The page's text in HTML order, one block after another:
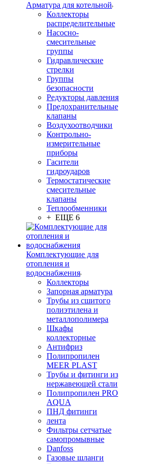
Арматура для котельной
Коллекторы
распределительные
Насосно-
смесительные
группы
Гидравлические
стрелки
Группы
безопасности
Редукторы давления
Предохранительные
клапаны
Воздухоотводчики
Контрольно-
измерительные
приборы
Гасители
гидроударов
Термостатические
смесительные
клапаны
Теплообменники
+ ЕЩЕ 6
Комплектующие для
отопления и
водоснабжения
Коллекторы
Запорная арматура
Трубы из сшитого
полиэтилена и
металлополимера
Шкафы
коллекторные
Антифриз
Полипропилен
MEER PLAST
Трубы и фитинги из
нержавеющей стали
Полипропилен PRO
AQUA
ПНД фитинги
лента
Фильтры сетчатые
самопромывные
Danfoss
Газовые шланги